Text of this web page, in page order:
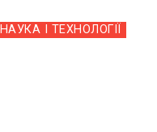
НАУКА І ТЕХНОЛОГІЇ